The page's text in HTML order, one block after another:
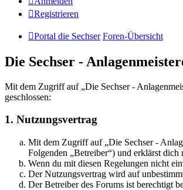
Registrieren
Portal die Sechser Foren-Übersicht
Die Sechser -
Mit dem Zugriff auf „Die Sechser -
geschlossen:
1. Nutzungsvertrag
Mit dem Zugriff auf „Die Sechser -
Folgenden „Betreiber“) und erklärst
Wenn du mit diesen Regelungen nicht
Der Nutzungsvertrag wird auf
Der Betreiber des Forums ist berechtigt